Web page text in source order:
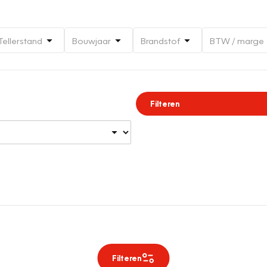
Bouwjaar Brandstof BTW / marge
Filteren
Filteren